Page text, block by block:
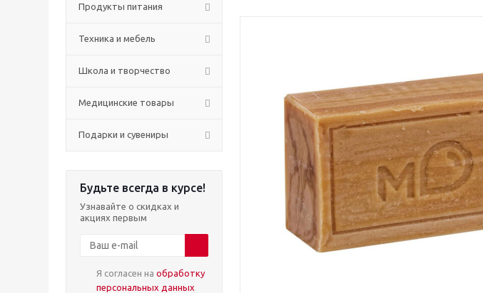
Продукты питания
Техника и мебель
Школа и творчество
Медицинские товары
Подарки и сувениры
Будьте всегда в курсе!
Узнавайте о скидках и
акциях первым
Я согласен на обработку
персональных данных